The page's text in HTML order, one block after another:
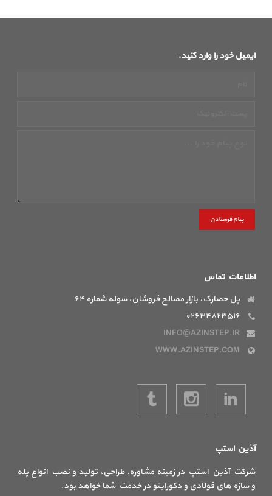
ایمیل خود را وارد کنید.
پیام فرستادن
اطلاعات تماس
پل حصارک، بازار مصالح فروشان، سوله شماره ۶۴
۰۲۶۳۴۸۲۳۵۱۶
INFO@AZINSTEP.IR
WWW.AZINSTEP.COM
آذین استپ
شرکت آذین استپ در زمینه مشاوره، طراحی، تولید و نصب انواع پله
و سازه های فولادی و دکورایتو در خدمت شما خواهد بود.